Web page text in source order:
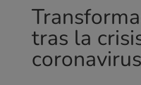
tras la
coronavirus